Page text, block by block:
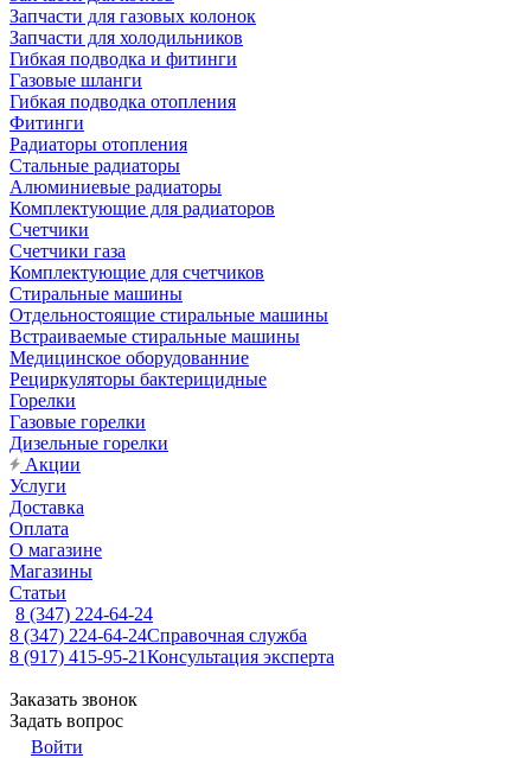
Запчасти для газовых колонок
Запчасти для холодильников
Гибкая подводка и фитинги
Газовые шланги
Гибкая подводка отопления
Фитинги
Радиаторы отопления
Стальные радиаторы
Алюминиевые радиаторы
Комплектующие для радиаторов
Счетчики
Счетчики газа
Комплектующие для счетчиков
Стиральные машины
Отдельностоящие стиральные машины
Встраиваемые стиральные машины
Медицинское оборудованние
Рециркуляторы бактерицидные
Горелки
Газовые горелки
Дизельные горелки
Акции
Услуги
Доставка
Оплата
О магазине
Магазины
Статьи
8 (347) 224-64-24
8 (347) 224-64-24Справочная служба
8 (917) 415-95-21Консультация эксперта
Заказать звонок
Задать вопрос
Войти